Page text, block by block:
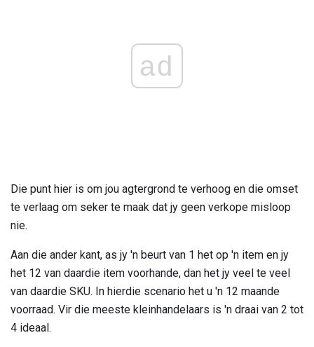
ad
Die punt hier is om jou agtergrond te verhoog en die omset
te verlaag om seker te maak dat jy geen verkope misloop
nie.
Aan die ander kant, as jy 'n beurt van 1 het op 'n item en jy
het 12 van daardie item voorhande, dan het jy veel te veel
van daardie SKU. In hierdie scenario het u 'n 12 maande
voorraad. Vir die meeste kleinhandelaars is 'n draai van 2 tot
4 ideaal.